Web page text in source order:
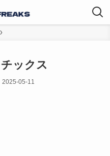
ックス
2025-05-11